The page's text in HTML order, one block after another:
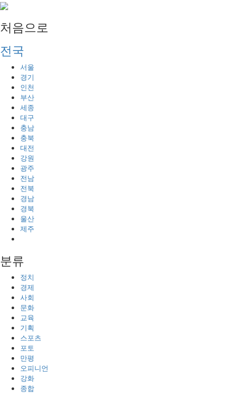
처음으로
전국
서울
경기
인천
부산
세종
대구
충남
충북
대전
강원
광주
전남
전북
경남
경북
울산
제주
분류
정치
경제
사회
문화
교육
기획
스포츠
포토
만평
오피니언
강화
종합